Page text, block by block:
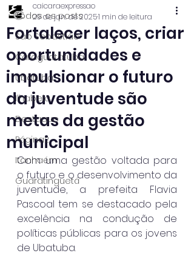
Todos os posts
São Sebastião
Caraguatatuba
Ubatuba
Ilhabela
Destaque
Página2
Itanhaém
Guaratinguetá
Fortalecer laços, criar
oportunidades e
impulsionar o futuro
da juventude são
metas da gestão
municipal
caicaraexpressao
29 de jan. de 20251 min de leitura
Com uma gestão voltada para
o futuro e o desenvolvimento da
juventude, a prefeita Flavia
Pascoal tem se destacado pela
excelência na condução de
políticas públicas para os jovens
de Ubatuba.